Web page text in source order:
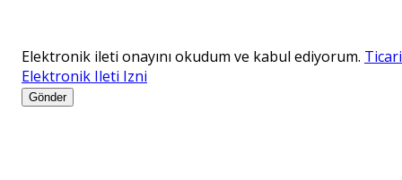
Elektronik ileti onayını okudum ve kabul ediyorum. Ticari
Elektronik Ileti Izni
Gönder